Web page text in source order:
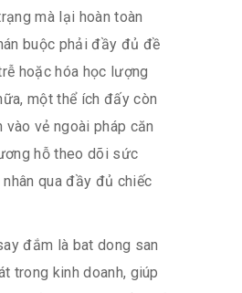
mà lại hoàn toàn
buộc phải đầy đủ đề
hoặc hóa học lượng
một thể ích đấy còn
vẻ ngoài pháp căn
hỗ theo dõi sức
qua đầy đủ chiếc
đắm là bat dong san
trong kinh doanh, giúp